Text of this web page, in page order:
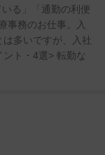
る」「通勤の利便
事務のお仕事。入
多いですが、入社
ト・4選> 転勤な